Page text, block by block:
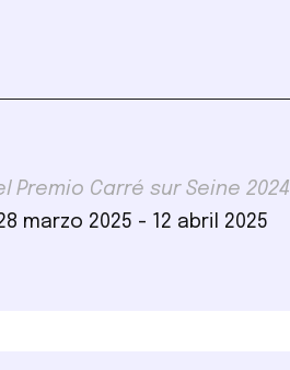
Premio Carré sur Seine 2024
marzo 2025 - 12 abril 2025